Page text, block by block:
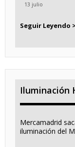
13 julio
Seguir Leyendo
Iluminación
Mercamadrid
iluminación del